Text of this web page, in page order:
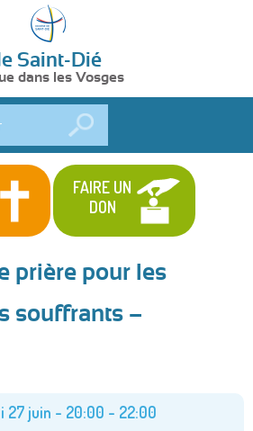
Saint-Dié
dans les Vosges
FAIRE UN
DON
prière pour les
souffrants –
27 juin - 20:00 - 22:00